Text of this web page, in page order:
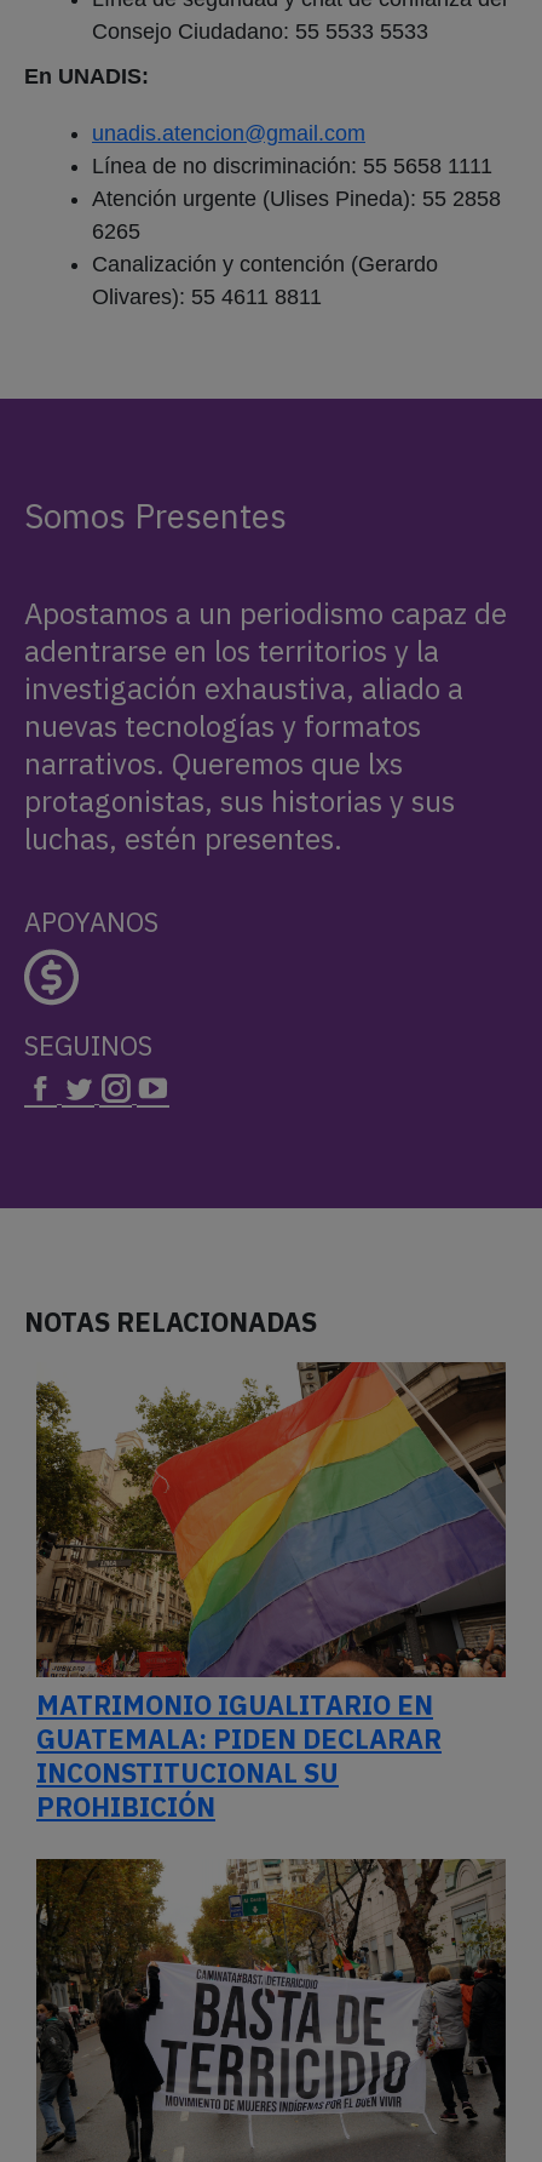
Consejo Ciudadano: 55 5533 5533
En UNADIS:
unadis.atencion@gmail.com
Línea de no discriminación: 55 5658 1111
Atención urgente (Ulises Pineda): 55 2858
6265
Canalización y contención (Gerardo
Olivares): 55 4611 8811
Somos Presentes
Apostamos a un periodismo capaz de
adentrarse en los territorios y la
investigación exhaustiva, aliado a
nuevas tecnologías y formatos
narrativos. Queremos que lxs
protagonistas, sus historias y sus
luchas, estén presentes.
APOYANOS
SEGUINOS
NOTAS RELACIONADAS
MATRIMONIO IGUALITARIO EN
GUATEMALA: PIDEN DECLARAR
INCONSTITUCIONAL SU
PROHIBICIÓN